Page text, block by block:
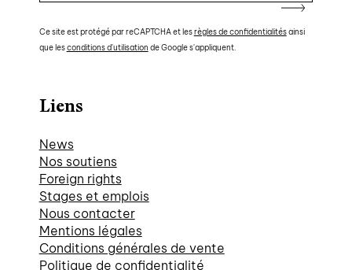
Ce site est protégé par reCAPTCHA et lesrègles de confidentialitésainsi
que lesconditions d'utilisation de Google s'appliquent.
Liens
News
Nos soutiens
Foreign rights
Stages et emplois
Nous contacter
Mentions légales
Conditions générales de vente
Politique de confidentialité